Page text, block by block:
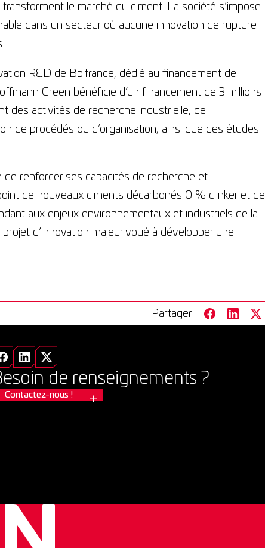
le marché du ciment. La société s’impose
dans un secteur où aucune innovation de rupture
R&D de Bpifrance, dédié au financement de
Green bénéficie d’un financement de 3 millions
des activités de recherche industrielle, de
de procédés ou d’organisation, ainsi que des études
renforcer ses capacités de recherche et
de nouveaux ciments décarbonés 0 % clinker et de
aux enjeux environnementaux et industriels de la
d’innovation majeur voué à développer une
Partager
de renseignements ?
Contactez-nous !